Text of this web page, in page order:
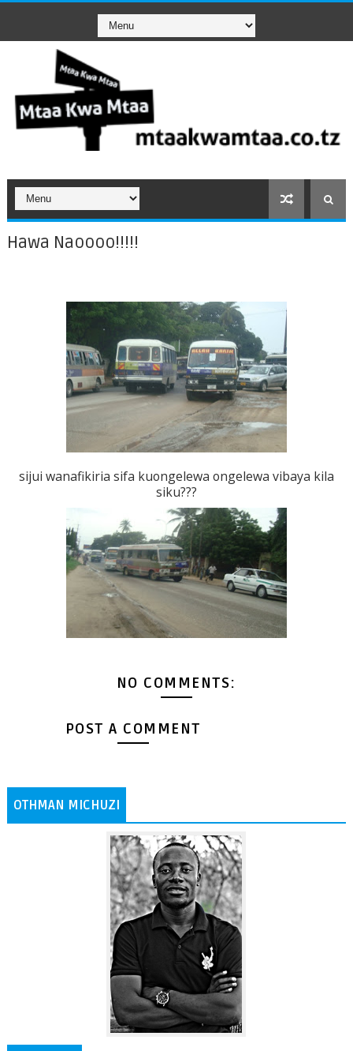
Hawa Naoooo!!!!!
sijui wanafikiria sifa kuongelewa ongelewa vibaya kila
siku???
NO COMMENTS:
POST A COMMENT
OTHMAN MICHUZI